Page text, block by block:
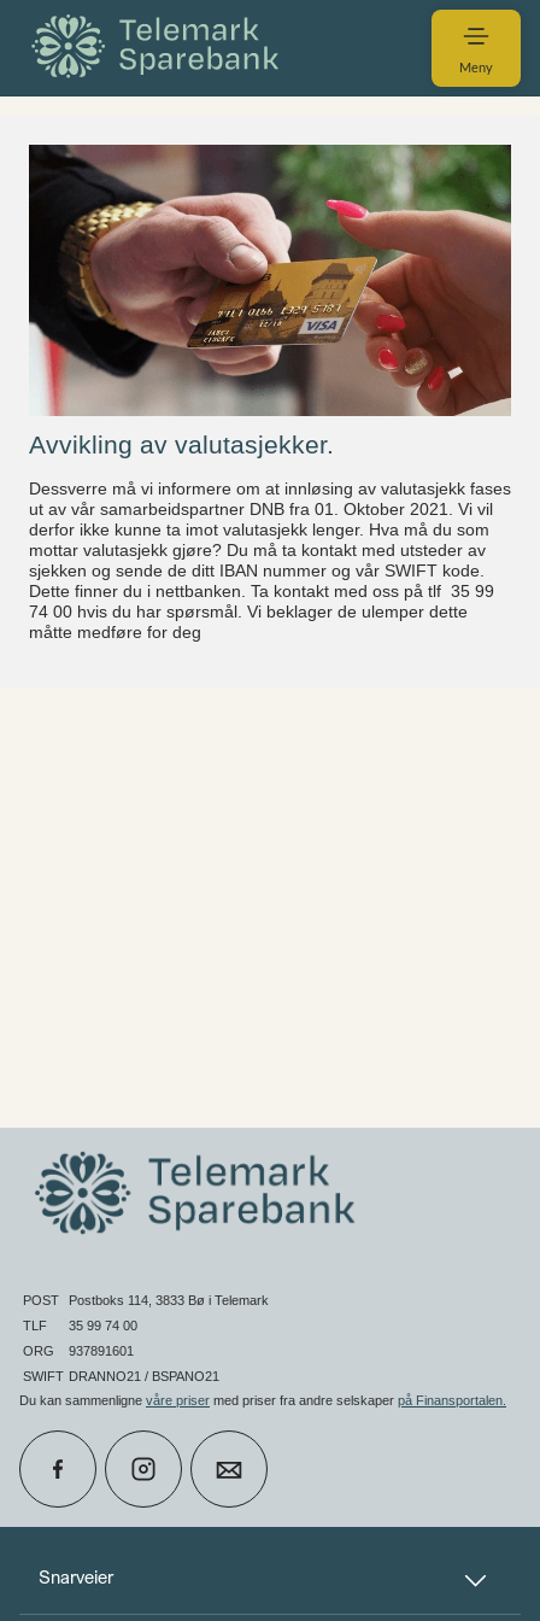
Meny
Avvikling av valutasjekker.
Dessverre må vi informere om at innløsing av valutasjekk fases
ut av vår samarbeidspartner DNB fra 01. Oktober 2021. Vi vil
derfor ikke kunne ta imot valutasjekk lenger. Hva må du som
mottar valutasjekk gjøre? Du må ta kontakt med utsteder av
sjekken og sende de ditt IBAN nummer og vår SWIFT kode.
Dette finner du i nettbanken. Ta kontakt med oss på tlf 35 99
74 00 hvis du har spørsmål. Vi beklager de ulemper dette
måtte medføre for deg
Snarveier
POST
Postboks 114, 3833 Bø i Telemark
TLF
35 99 74 00
ORG
937891601
SWIFT DRANNO21 / BSPANO21
Du kan sammenligne våre priser med priser fra andre selskaper på Finansportalen